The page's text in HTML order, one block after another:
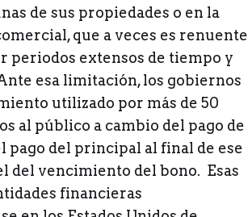
de sus propiedades o en la
que a veces es renuente
periodos extensos de tiempo y
esa limitación, los gobiernos
utilizado por más de 50
al público a cambio del pago de
pago del principal al final de ese
del vencimiento del bono. Esas
financieras